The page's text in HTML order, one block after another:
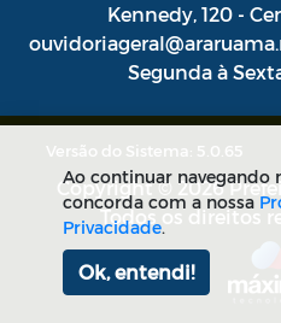
Instauração de
Pareceres
Portaria
Programa
Kennedy, 120 -
Segunda à
Versão do Sistema: 5.0.65
Copyright © 2026
Todos os direitos
Ao continuar navegando
concorda com a nossa
Privacidade.
Ok, entendi!